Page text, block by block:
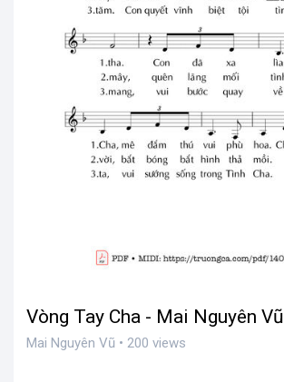
Vòng Tay Cha - Mai Nguyên Vũ
Mai Nguyên Vũ • 200 views